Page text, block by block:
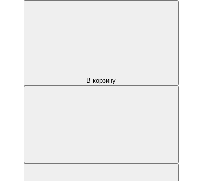
В корзину